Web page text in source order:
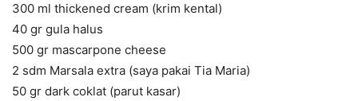
300 ml thickened cream (krim kental)
40 gr gula halus
500 gr mascarpone cheese
2 sdm Marsala extra (saya pakai Tia Maria)
50 gr dark coklat (parut kasar)